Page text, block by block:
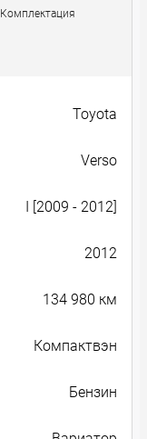
Комплектация
Toyota
Verso
I [2009 - 2012]
2012
134 980 км
Компактвэн
Бензин